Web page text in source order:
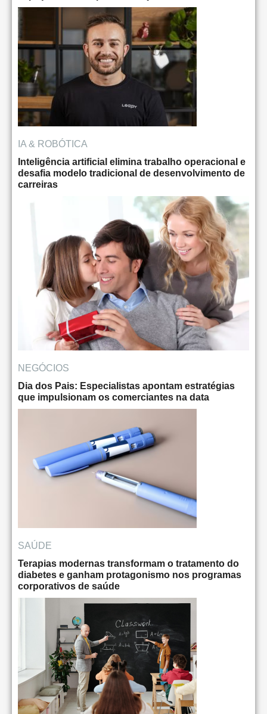
IA & ROBÓTICA
Inteligência artificial elimina trabalho operacional e
desafia modelo tradicional de desenvolvimento de
carreiras
NEGÓCIOS
Dia dos Pais: Especialistas apontam estratégias
que impulsionam os comerciantes na data
SAÚDE
Terapias modernas transformam o tratamento do
diabetes e ganham protagonismo nos programas
corporativos de saúde